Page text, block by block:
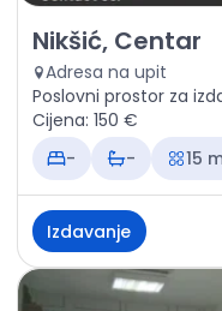
Izdavanje -
Nikšić, Centar
Adresa na upit
Poslovni prostor za
Cijena: 150 €
-
- 15
Izdavanje